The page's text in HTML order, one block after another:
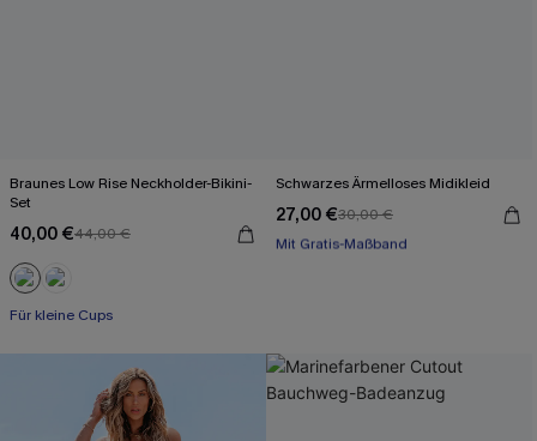
Braunes Low Rise Neckholder-Bikini-
Set
40,00 €44,00 €
Für kleine Cups
Schwarzes Ärmelloses Midikleid
27,00 €30,00 €
Mit Gratis-Maßband
High waist